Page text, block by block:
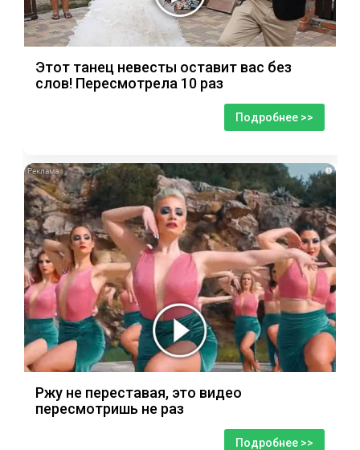
Этот танец невесты оставит вас без
слов! Пересмотрела 10 раз
Подробнее >>
i
Ржу не переставая, это видео
пересмотришь не раз
Подробнее >>